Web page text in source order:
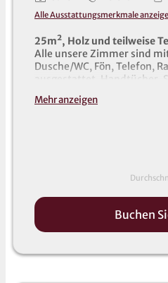
Alle Ausstattungsmerkmale
25m², Holz und teilweise
Alle unsere Zimmer sind
Dusche/WC, Fön, Telefon,
ausgestattet. Handtücher,
für Kinder).
Mehr anzeigen
Buchen